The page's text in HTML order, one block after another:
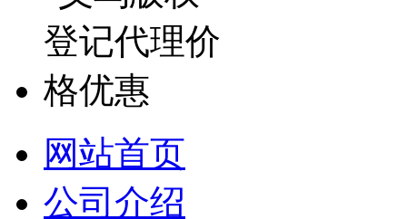
网站首页
公司介绍